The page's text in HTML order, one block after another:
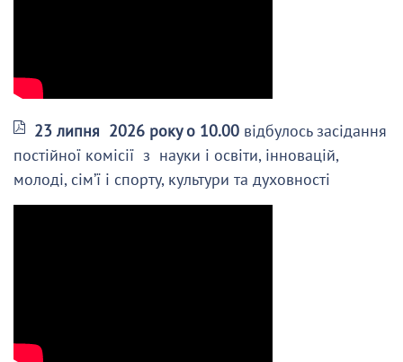
23 липня 2026 року о 10.00 відбулось засідання
постійної комісії з науки і освіти, інновацій,
молоді, сім’ї і спорту, культури та духовності